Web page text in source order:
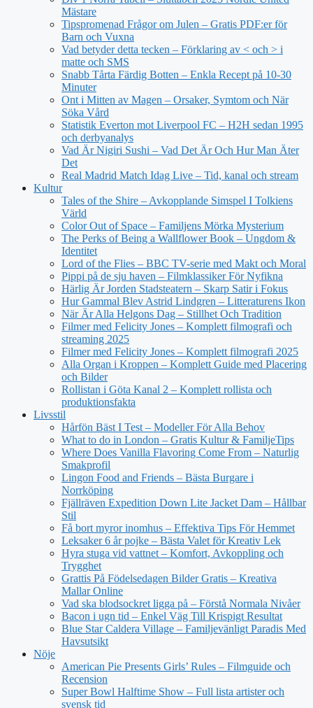
Mästare
Tipspromenad Frågor om Julen – Gratis PDF:er för
Barn och Vuxna
Vad betyder detta tecken – Förklaring av < och > i
matte och SMS
Snabb Tårta Färdig Botten – Enkla Recept på 10-30
Minuter
Ont i Mitten av Magen – Orsaker, Symtom och När
Söka Vård
Statistik Everton mot Liverpool FC – H2H sedan 1995
och derbyanalys
Vad Är Nigiri Sushi – Vad Det Är Och Hur Man Äter
Det
Real Madrid Match Idag Live – Tid, kanal och stream
Kultur
Tales of the Shire – Avkopplande Simspel I Tolkiens
Värld
Color Out of Space – Familjens Mörka Mysterium
The Perks of Being a Wallflower Book – Ungdom &
Identitet
Lord of the Flies – BBC TV-serie med Makt och Moral
Pippi på de sju haven – Filmklassiker För Nyfikna
Härlig Är Jorden Stadsteatern – Skarp Satir i Fokus
Hur Gammal Blev Astrid Lindgren – Litteraturens Ikon
När Är Alla Helgons Dag – Stillhet Och Tradition
Filmer med Felicity Jones – Komplett filmografi och
streaming 2025
Filmer med Felicity Jones – Komplett filmografi 2025
Alla Organ i Kroppen – Komplett Guide med Placering
och Bilder
Rollistan i Göta Kanal 2 – Komplett rollista och
produktionsfakta
Livsstil
Hårfön Bäst I Test – Modeller För Alla Behov
What to do in London – Gratis Kultur & FamiljeTips
Where Does Vanilla Flavoring Come From – Naturlig
Smakprofil
Lingon Food and Friends – Bästa Burgare i
Norrköping
Fjällräven Expedition Down Lite Jacket Dam – Hållbar
Stil
Få bort myror inomhus – Effektiva Tips För Hemmet
Leksaker 6 år pojke – Bästa Valet för Kreativ Lek
Hyra stuga vid vattnet – Komfort, Avkoppling och
Trygghet
Grattis På Födelsedagen Bilder Gratis – Kreativa
Mallar Online
Vad ska blodsockret ligga på – Förstå Normala Nivåer
Bacon i ugn tid – Enkel Väg Till Krispigt Resultat
Blue Star Caldera Village – Familjevänligt Paradis Med
Havsutsikt
Nöje
American Pie Presents Girls’ Rules – Filmguide och
Recension
Super Bowl Halftime Show – Full lista artister och
svensk tid